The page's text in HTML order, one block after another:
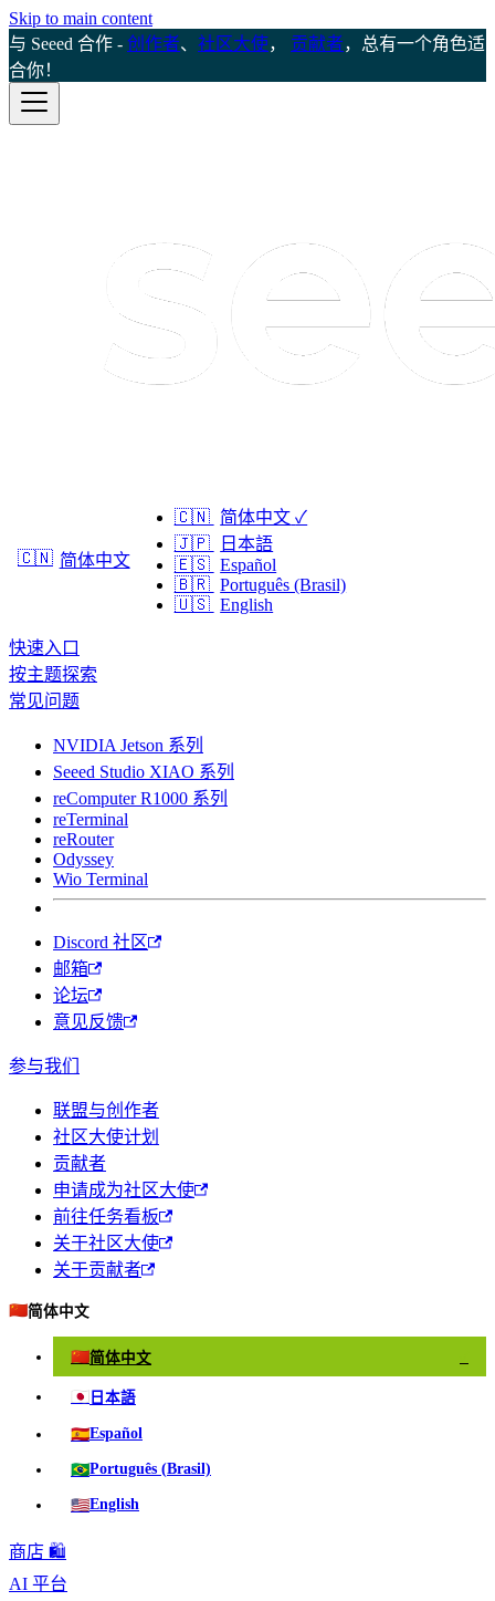
Skip to main content
与 Seeed 合作 - 创作者、 社区大使， 贡献者，总有一个角色适
合你！
🇨🇳 简体中文
🇨🇳 简体中文 ✓
🇯🇵
日本語
🇪🇸 Español
🇧🇷 Português (Brasil)
🇺🇸 English
快速入口
按主题探索
常见问题
NVIDIA Jetson 系列
Seeed Studio XIAO 系列
reComputer R1000 系列
reTerminal
reRouter
Odyssey
Wio Terminal
Discord 社区
邮箱
论坛
意见反馈
参与我们
联盟与创作者
社区大使计划
贡献者
申请成为社区大使
前往任务看板
关于社区大使
关于贡献者
🇨🇳简体中文
🇨🇳简体中文
🇯🇵 日本語
🇪🇸Español
🇧🇷Português (Brasil)
🇺🇸English
商店 🛍️
AI 平台